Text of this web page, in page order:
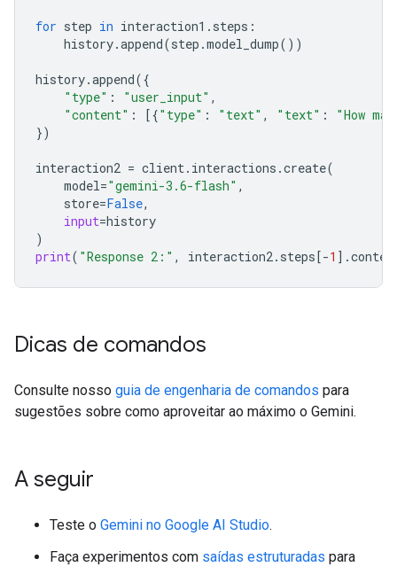
for step in interaction1 . steps :
history.append(step .model_dump())
history.append({
"type" : "user_input" ,
"content" : [{"type" : "text" , "text" :
"How
})
interaction2 = client. interactions .create(
model="gemini-3.6-flash" ,
store=False,
input=history
)
print( "Response 2:" , interaction2. steps[-1 ] .
Dicas de comandos
Consulte nosso guia de engenharia de comandos para
sugestões sobre como aproveitar ao máximo o Gemini.
A seguir
Teste o Gemini no Google AI Studio.
Faça experimentos com saídas estruturadas para